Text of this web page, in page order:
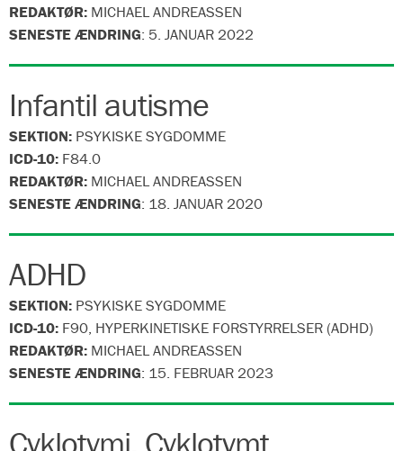
REDAKTØR: MICHAEL ANDREASSEN
SENESTE ÆNDRING: 5. JANUAR 2022
Infantil autisme
SEKTION: PSYKISKE SYGDOMME
ICD-10: F84.0
REDAKTØR: MICHAEL ANDREASSEN
SENESTE ÆNDRING: 18. JANUAR 2020
ADHD
SEKTION: PSYKISKE SYGDOMME
ICD-10: F90, HYPERKINETISKE FORSTYRRELSER (ADHD)
REDAKTØR: MICHAEL ANDREASSEN
SENESTE ÆNDRING: 15. FEBRUAR 2023
Cyklotymi. Cyklotymt